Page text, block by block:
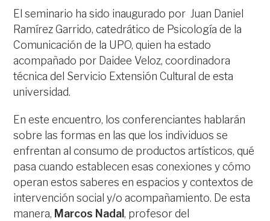
El seminario ha sido inaugurado por Juan Daniel
Ramírez Garrido, catedrático de Psicología de la
Comunicación de la UPO, quien ha estado
acompañado por Daidee Veloz, coordinadora
técnica del Servicio Extensión Cultural de esta
universidad.
En este encuentro, los conferenciantes hablarán
sobre las formas en las que los individuos se
enfrentan al consumo de productos artísticos, qué
pasa cuando establecen esas conexiones y cómo
operan estos saberes en espacios y contextos de
intervención social y/o acompañamiento. De esta
manera, Marcos Nadal, profesor del